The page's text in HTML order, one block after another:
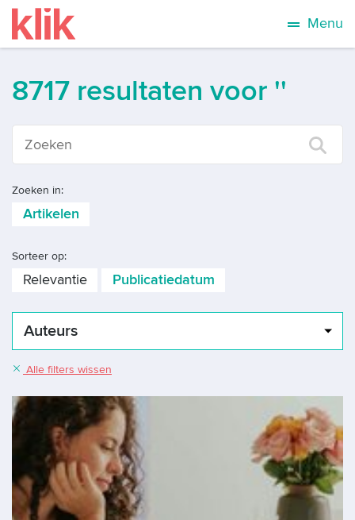
Menu
Auteurs
Alle filters wissen
8717 resultaten voor ''
Zoeken in:
Artikelen
Sorteer op:
Relevantie Publicatiedatum